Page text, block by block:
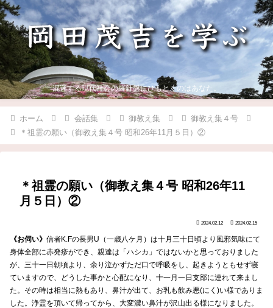
混迷する現代社会の羅針盤にひもとくのはあなた。
ホーム 会話集 御教え集
御教え集４号
＊祖霊の願い（御教え集４号 昭和26年11月５日）②
＊祖霊の願い（御教え集４号 昭和26年11
月５日）②
2024.02.12 2024.02.15
《お伺い》 信者K.Fの長男U（一歳八ケ月）は十月三十日頃より風邪気味にて
身体全部に赤発疹ができ、親達は「ハシカ」ではないかと思っておりました
が、三十一日朝頃より、余り泣かずただ口で呼吸をし、起きようともせず寝
ていますので、どうした事かと心配になり、十一月一日支部に連れて来まし
た。その時は相当に熱もあり、鼻汁が出て、お乳も飲み悪(にく)い様でありま
した。浄霊を頂いて帰ってから、大変濃い鼻汁が沢山出る様になりました。